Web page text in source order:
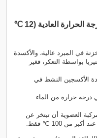
بنسبة المياه الشرب، فالمياه من درجة الحرارة العادية (12 ℃
في المبرد عالية، والأكسدة
بواسطة التعكر، فغير
تخطط لزيادة الأكسجين النشط في
درجة حرارة من الماء
العضوية أن تبتخر عن
من 100 ℃ فقط.